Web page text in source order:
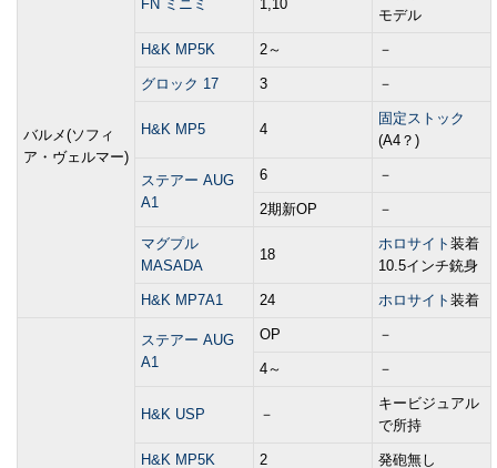
バルメ(ソフィ
ア・ヴェルマー)
FN ミニミ 1,10
モデル
H&K MP5K 2～ －
グロック 17 3 －
H&K MP5 4
固定ストック
(A4？)
ステアー AUG
A1
6 －
2期新OP －
マグプル
MASADA
18
ホロサイト 装着
10.5インチ銃身
H&K MP7A1 24 ホロサイト 装着
ステアー AUG
A1
OP －
4～ －
H&K USP －
キービジュアル
で所持
H&K MP5K 2 発砲無し